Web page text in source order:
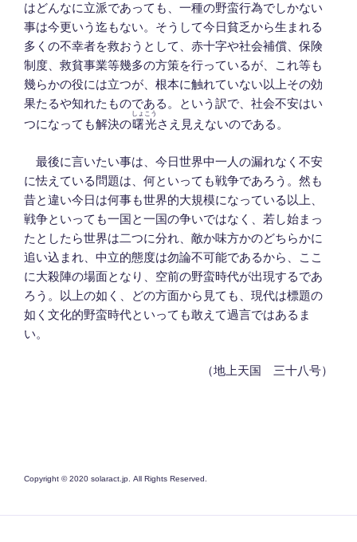
はどんなに立派であっても、一種の野蛮行為でしかない
事は今更いう迄もない。そうして今日貧乏から生まれる
多くの不幸者を救おうとして、赤十字や社会補償、保険
制度、救貧事業等幾多の方策を行っているが、これ等も
幾らかの役には立つが、根本に触れていない以上その効
果たるや知れたものである。という訳で、社会不安はい
つになっても解決の曙光
しょこう
さえ見えないのである。
最後に言いたい事は、今日世界中一人の漏れなく不安
に怯えている問題は、何といっても戦争であろう。然も
昔と違い今日は何事も世界的大規模になっている以上、
戦争といっても一国と一国の争いではなく、若し始まっ
たとしたら世界は二つに分れ、敵か味方かのどちらかに
追い込まれ、中立的態度は勿論不可能であるから、ここ
に大殺陣の場面となり、空前の野蛮時代が出現するであ
ろう。以上の如く、どの方面から見ても、現代は標題の
如く文化的野蛮時代といっても敢えて過言ではあるま
い。
（地上天国 三十八号）
Copyright © 2020 solaract.jp. All Rights Reserved.